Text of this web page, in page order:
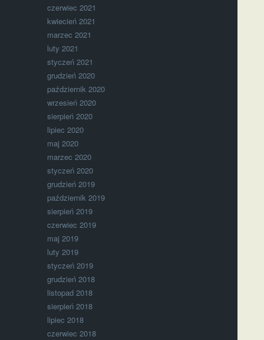
czerwiec 2021
kwiecień 2021
marzec 2021
luty 2021
styczeń 2021
grudzień 2020
październik 2020
wrzesień 2020
sierpień 2020
lipiec 2020
maj 2020
marzec 2020
styczeń 2020
grudzień 2019
październik 2019
sierpień 2019
czerwiec 2019
maj 2019
luty 2019
styczeń 2019
grudzień 2018
listopad 2018
sierpień 2018
lipiec 2018
czerwiec 2018